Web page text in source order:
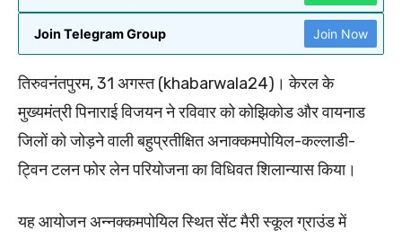
Join Telegram Group Join Now
तिरुवनंतपुरम, 31 अगस्त (khabarwala24)। केरल के
मुख्यमंत्री पिनाराई विजयन ने रविवार को कोझिकोड और वायनाड
जिलों को जोड़ने वाली बहुप्रतीक्षित अनाक्कमपोयिल-कल्लाडी-
ट्विन टलन फोर लेन परियोजना का विधिवत शिलान्यास किया।
यह आयोजन अन्नक्कमपोयिल स्थित सेंट मैरी स्कूल ग्राउंड में